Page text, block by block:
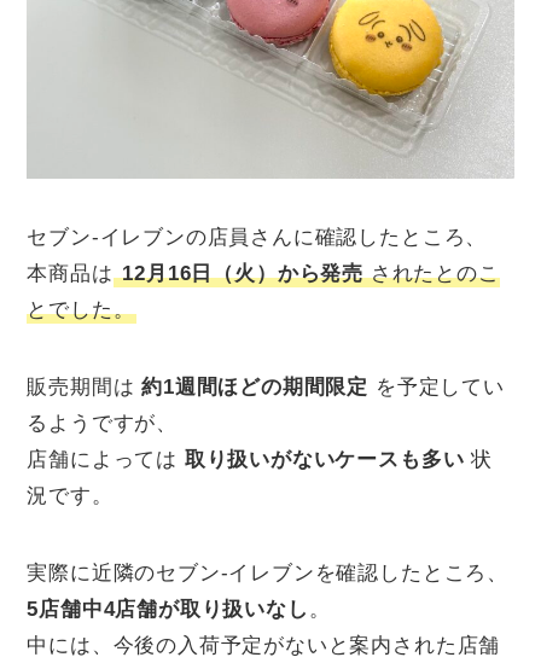
セブン‐イレブンの店員さんに確認したところ、
本商品は 12月16日（火）から発売されたとのこ
とでした。
販売期間は約1週間ほどの期間限定 を予定してい
るようですが、
店舗によっては 取り扱いがないケースも多い 状
況です。
実際に近隣のセブン‐イレブンを確認したところ、
5店舗中4店舗が取り扱いなし 。
中には、今後の入荷予定がないと案内された店舗